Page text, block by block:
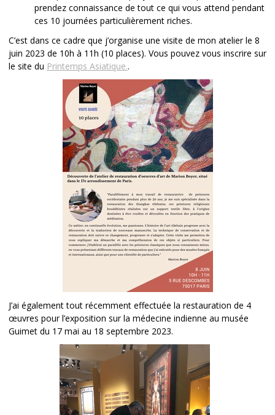
prendez connaissance de tout ce qui vous attend pendant
ces 10 journées particulièrement riches.
C’est dans ce cadre que j’organise une visite de mon atelier le 8
juin 2023 de 10h à 11h (10 places). Vous pouvez vous inscrire sur
le site du Printemps Asiatique..
J’ai également tout récemment effectuée la restauration de 4
œuvres pour l’exposition sur la médecine indienne au musée
Guimet du 17 mai au 18 septembre 2023.